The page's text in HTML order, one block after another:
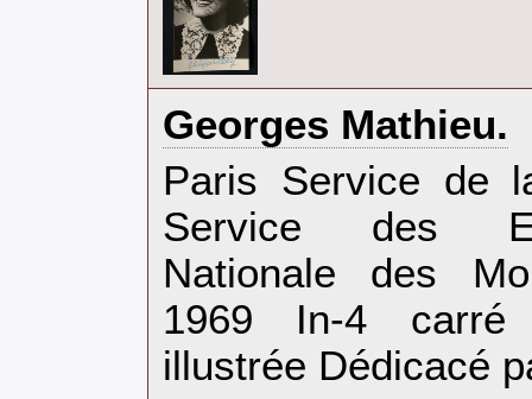
‎Georges Mathieu.‎
‎Paris Service de
Service des
Nationale des
1969 In-4 carré
illustrée Dédicacé